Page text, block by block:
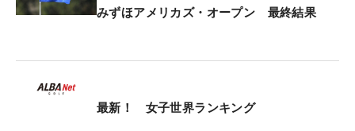
みずほアメリカズ・オープン 最終結果
最新！ 女子世界ランキング